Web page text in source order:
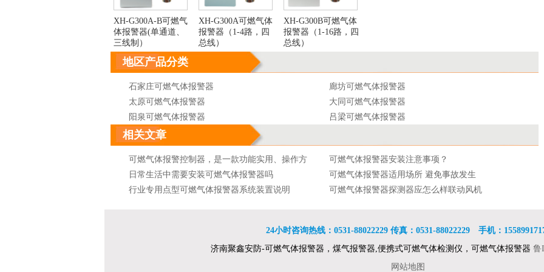
XH-G300A-B可燃气
体报警器(单通道、
三线制）
XH-G300A可燃气体
报警器（1-4路，四
总线）
XH-G300B可燃气体
报警器（1-16路，四
总线）
地区产品分类
石家庄可燃气体报警器
廊坊可燃气体报警器
太原可燃气体报警器
大同可燃气体报警器
阳泉可燃气体报警器
吕梁可燃气体报警器
呼和浩特可燃气体报警器
大连可燃气体报警器
长春可燃气体报警器
吉林可燃气体报警器
哈尔滨可燃气体报警器
南京可燃气体报警器
无锡可燃气体报警器
徐州可燃气体报警器
苏州可燃气体报警器
武汉可燃气体报警器
南宁可燃气体报警器
相关文章
可燃气体报警控制器，是一款功能实用、操作方
便的可燃气体报警控制器
可燃气体报警器安装注意事项？
日常生活中需要安装可燃气体报警器吗
可燃气体报警器适用场所 避免事故发生
行业专用点型可燃气体报警器系统装置说明
可燃气体报警器探测器应怎么样联动风机
可燃气体报警器特安品牌ES2000T点型可燃气体
可燃气体报警器防爆型可燃气体探测器:可燃气体
报警器 最新排行榜前10名
可燃气体报警器可燃气体探测器接线消防及安全
可燃气体报警器1 请首先弄清你所要监测的装置
自然气浓度丈量系统中作为基础的一种可燃气:可
24小时咨询热线：0531-88022229 传真：0531-88022229 手机：
济南聚鑫安防-可燃气体报警器，煤气报警器,便携式可燃气体检测仪，可燃气体报警器 鲁
网站地图